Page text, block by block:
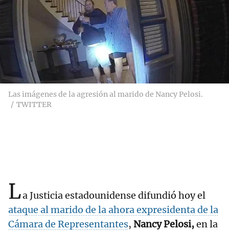
Las imágenes de la agresión al marido de Nancy Pelosi.
TWITTER
La Justicia estadounidense difundió hoy el
ataque al marido de la ahora expresidenta de la
Cámara de Representantes, Nancy Pelosi,en la